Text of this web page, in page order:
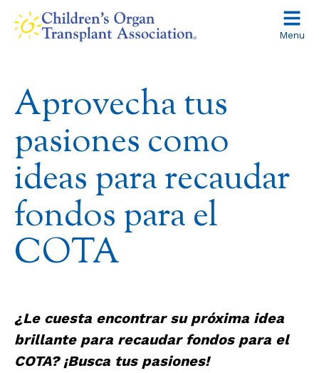
Skip
Menu
Aprovecha tus
pasiones como
ideas para recaudar
fondos para el
COTA
¿Le cuesta encontrar su próxima idea
brillante para recaudar fondos para el
COTA? ¡Busca tus pasiones!